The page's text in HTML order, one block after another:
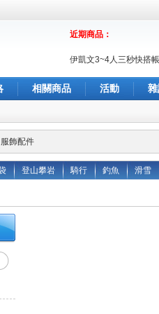
近期商品：
伊凱文3~4人三秒快搭
相關商品 活動
服飾配件
登山攀岩 騎行 釣魚 滑雪